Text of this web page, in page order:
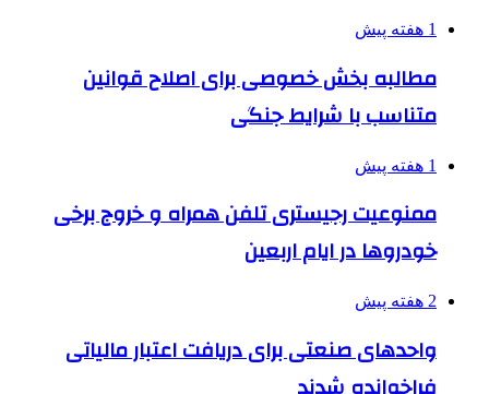
1 هفته پیش
مطالبه بخش خصوصی برای اصلاح قوانین
متناسب با شرایط جنگی
1 هفته پیش
ممنوعیت رجیستری تلفن همراه و خروج برخی
خودروها در ایام اربعین
2 هفته پیش
واحدهای صنعتی برای دریافت اعتبار مالیاتی